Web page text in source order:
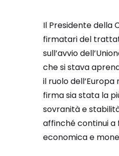
Il Presidente della
firmatari del
sull’avvio
che si stava
il ruolo
firma sia stata la
sovranità e
affinché continui
economica e